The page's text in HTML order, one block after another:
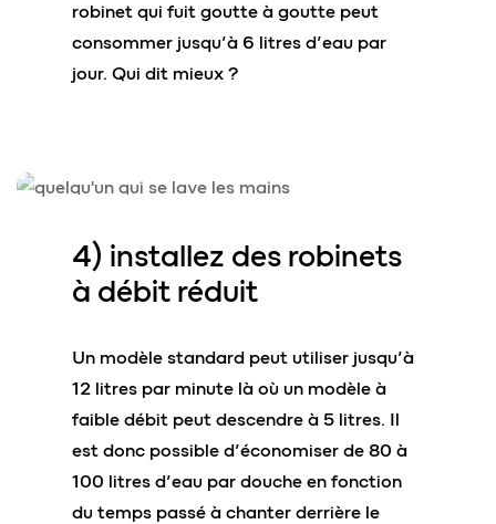
robinet qui fuit goutte à goutte peut
consommer jusqu’à 6 litres d’eau par
jour. Qui dit mieux ?
4) installez des robinets
à débit réduit
Un modèle standard peut utiliser jusqu’à
12 litres par minute là où un modèle à
faible débit peut descendre à 5 litres. Il
est donc possible d’économiser de 80 à
100 litres d’eau par douche en fonction
du temps passé à chanter derrière le